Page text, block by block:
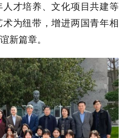
才培养、文化项目共建等
为纽带，增进两国青年相
新篇章。